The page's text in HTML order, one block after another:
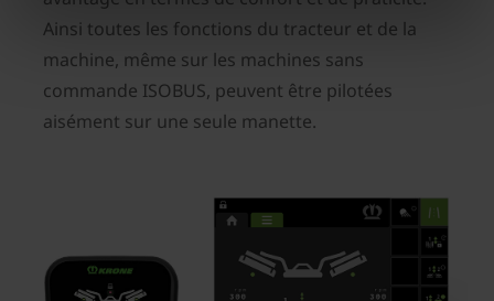
Ainsi toutes les fonctions du tracteur et de la
machine, même sur les machines sans
commande ISOBUS, peuvent être pilotées
aisément sur une seule manette.